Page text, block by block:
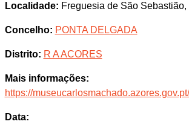
Localidade: Freguesia de São
Concelho: PONTA DELGADA
Distrito: R A ACORES
Mais informações:
https://
Data: